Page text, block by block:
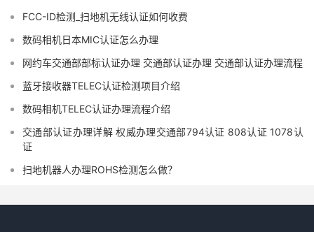
FCC-ID检测_扫地机无线认证如何收费
数码相机日本MIC认证怎么办理
网约车交通部部标认证办理 交通部认证办理 交通部认证办理流程
蓝牙接收器TELEC认证检测项目介绍
数码相机TELEC认证办理流程介绍
交通部认证办理详解 权威办理交通部794认证 808认证 1078认
证
扫地机器人办理ROHS检测怎么做？